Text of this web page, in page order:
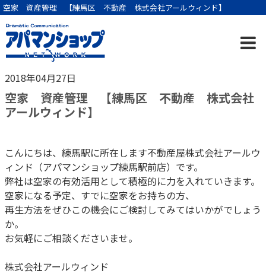
空家 資産管理 【練馬区 不動産 株式会社アールウィンド】
2018年04月27日
空家 資産管理 【練馬区 不動産 株式会社
アールウィンド】
こんにちは、練馬駅に所在します不動産屋株式会社アールウ
ィンド（アパマンショップ練馬駅前店）です。
弊社は空家の有効活用として積極的に力を入れていきます。
空家になる予定、すでに空家をお持ちの方、
再生方法をぜひこの機会にご検討してみてはいかがでしょう
か。
お気軽にご相談くださいませ。
株式会社アールウィンド